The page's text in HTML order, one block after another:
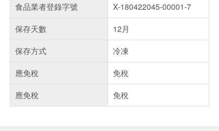
食品業者登錄字號
X-180422045-00001-7
保存天數
12月
保存方式
冷凍
應免稅
免稅
應免稅
免稅